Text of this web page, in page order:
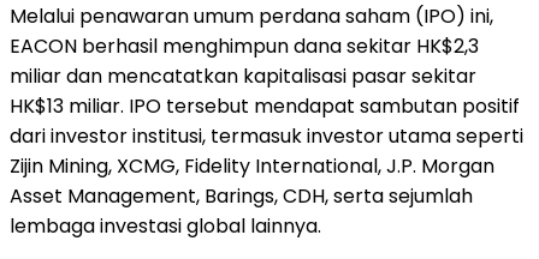
Melalui penawaran umum perdana saham (IPO) ini,
EACON berhasil menghimpun dana sekitar HK$2,3
miliar dan mencatatkan kapitalisasi pasar sekitar
HK$13 miliar. IPO tersebut mendapat sambutan positif
dari investor institusi, termasuk investor utama seperti
Zijin Mining, XCMG, Fidelity International, J.P. Morgan
Asset Management, Barings, CDH, serta sejumlah
lembaga investasi global lainnya.